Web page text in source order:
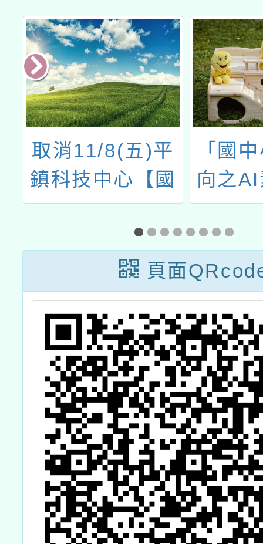
取消11/8(五)平
鎮科技中心【國
中資科】AI融入
教學─以自駕車
模擬器為例 (科
技教師)研習
「國
向之
推
頁面